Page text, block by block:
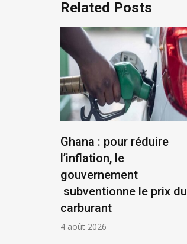
Related Posts
Ghana : pour réduire
l’inflation, le
gouvernement
subventionne le prix du
carburant
4 août 2026